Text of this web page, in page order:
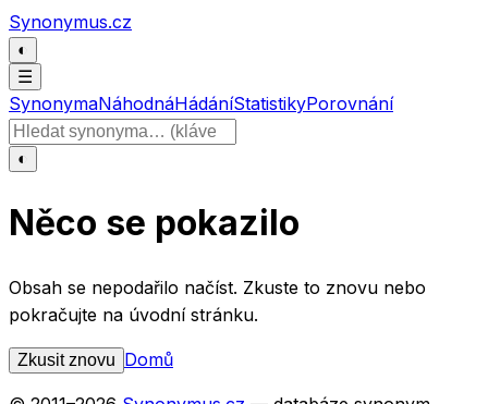
Přeskočit na obsah
Synonymus.cz
◐
☰
SynonymaNáhodnáHádáníStatistikyPorovnání
Hledat slovo
◐
Něco se pokazilo
Obsah se nepodařilo načíst. Zkuste to znovu nebo
pokračujte na úvodní stránku.
Zkusit znovu Domů